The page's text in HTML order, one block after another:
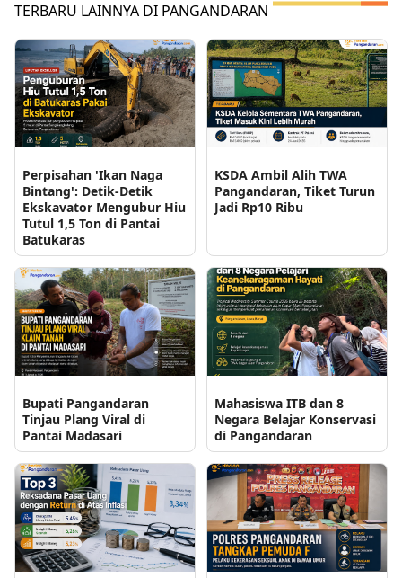
TERBARU LAINNYA DI PANGANDARAN
Perpisahan 'Ikan Naga
Bintang': Detik-Detik
Ekskavator Mengubur Hiu
Tutul 1,5 Ton di Pantai
Batukaras
KSDA Ambil Alih TWA
Pangandaran, Tiket Turun
Jadi Rp10 Ribu
Bupati Pangandaran
Tinjau Plang Viral di
Pantai Madasari
Mahasiswa ITB dan 8
Negara Belajar Konservasi
di Pangandaran